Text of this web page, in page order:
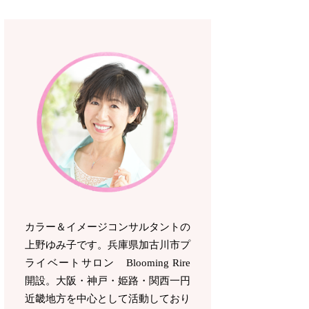
カラー＆イメージコンサルタントの
上野ゆみ子です。兵庫県加古川市プ
ライベートサロン Blooming Rire
開設。 大阪・神戸・姫路・関西一円
近畿地方を中心として活動しており